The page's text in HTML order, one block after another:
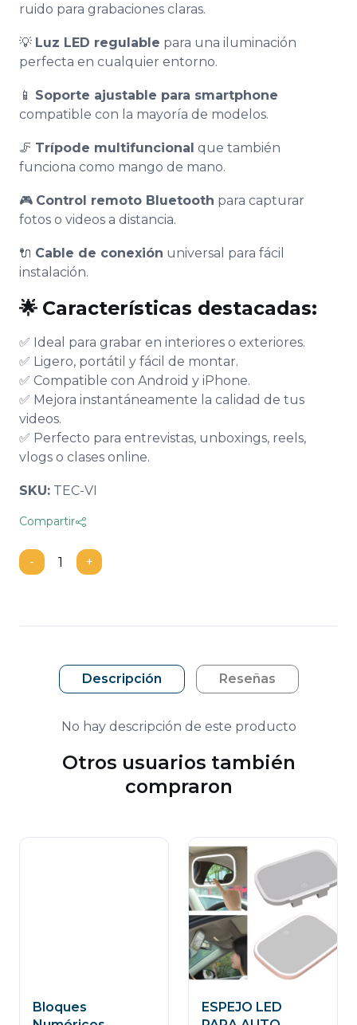
ruido para grabaciones claras.
💡 Luz LED regulable para una iluminación
perfecta en cualquier entorno.
📱 Soporte ajustable para smartphone
compatible con la mayoría de modelos.
🦵 Trípode multifuncional que también
funciona como mango de mano.
🎮 Control remoto Bluetooth para capturar
fotos o videos a distancia.
🔌 Cable de conexión universal para fácil
instalación.
🌟 Características destacadas:
✅ Ideal para grabar en interiores o exteriores.
✅ Ligero, portátil y fácil de montar.
✅ Compatible con Android y iPhone.
✅ Mejora instantáneamente la calidad de tus
videos.
✅ Perfecto para entrevistas, unboxings, reels,
vlogs o clases online.
SKU: TEC-VI
Compartir
- +
Descripción Reseñas
No hay descripción de este producto
Otros usuarios también
compraron
Bloques
ESPEJO LED